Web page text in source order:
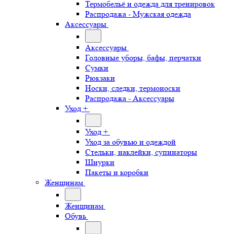
Термобельё и одежда для тренировок
Распродажа - Мужская одежда
Аксессуары
Аксессуары
Головные уборы, бафы, перчатки
Сумки
Рюкзаки
Носки, следки, термоноски
Распродажа - Аксессуары
Уход +
Уход +
Уход за обувью и одеждой
Стельки, наклейки, супинаторы
Шнурки
Пакеты и коробки
Женщинам
Женщинам
Обувь